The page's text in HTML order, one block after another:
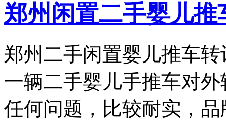
郑州闲置二手婴儿推
郑州二手闲置婴儿推车
一辆二手婴儿手推车对
任何问题，比较耐实，品